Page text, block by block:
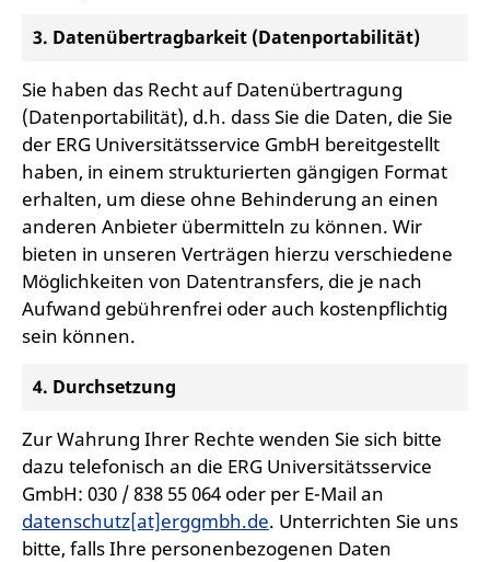
3. Datenübertragbarkeit (Datenportabilität)
Sie haben das Recht auf Datenübertragung
(Datenportabilität), d.h. dass Sie die Daten, die Sie
der ERG Universitätsservice GmbH bereitgestellt
haben, in einem strukturierten gängigen Format
erhalten, um diese ohne Behinderung an einen
anderen Anbieter übermitteln zu können. Wir
bieten in unseren Verträgen hierzu verschiedene
Möglichkeiten von Datentransfers, die je nach
Aufwand gebührenfrei oder auch kostenpflichtig
sein können.
4. Durchsetzung
Zur Wahrung Ihrer Rechte wenden Sie sich bitte
dazu telefonisch an die ERG Universitätsservice
GmbH: 030 / 838 55 064 oder per E-Mail an
datenschutz[at]erggmbh.de. Unterrichten Sie uns
bitte, falls Ihre personenbezogenen Daten